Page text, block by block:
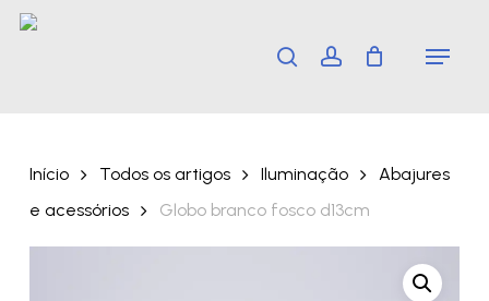
Skip
search account Menu
Início Todos os artigos Iluminação
Abajures
e acessórios
Globo branco fosco d13cm